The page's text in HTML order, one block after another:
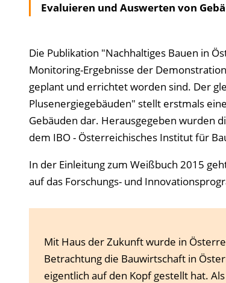
Evaluieren und Auswerten von
Die Publikation "Nachhaltiges Bauen in
Monitoring-Ergebnisse der
geplant und errichtet worden sind. Der
Plusenergiegebäuden" stellt erstmals
Gebäuden dar. Herausgegeben wurden
dem IBO - Österreichisches Institut für
In der Einleitung zum Weißbuch 2015
auf das Forschungs- und
Mit Haus der Zukunft wurde in
Betrachtung die Bauwirtschaft in
eigentlich auf den Kopf gestellt hat.